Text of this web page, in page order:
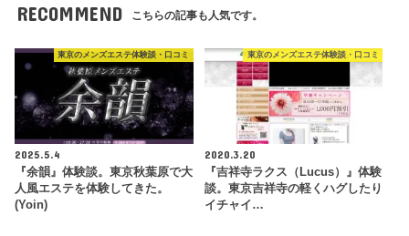
RECOMMEND こちらの記事も人気です。
東京のメンズエステ体験談・口コミ
2025.5.4
『余韻』体験談。東京秋葉原で大
人風エステを体験してきた。
(Yoin)
東京のメンズエステ体験談・口コミ
2020.3.20
『吉祥寺ラクス（Lucus）』体験
談。東京吉祥寺の軽くハグしたり
イチャイ…